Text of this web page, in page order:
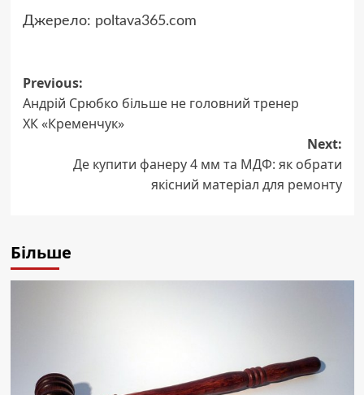
Джерело: poltava365.com
Post
navigation
Previous:
Андрій Срюбко більше не головний тренер
ХК «Кременчук»
Next:
Де купити фанеру 4 мм та МДФ: як обрати
якісний матеріал для ремонту
Більше